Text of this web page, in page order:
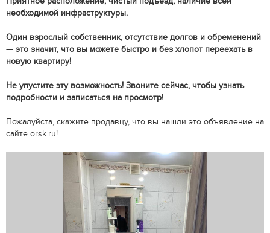
необходимой инфраструктуры.
Один взрослый собственник, отсутствие долгов и обременений
— это значит, что вы можете быстро и без хлопот переехать в
новую квартиру!
Не упустите эту возможность! Звоните сейчас, чтобы узнать
подробности и записаться на просмотр!
Пожалуйста, скажите продавцу, что вы нашли это объявление на
сайте orsk.ru!